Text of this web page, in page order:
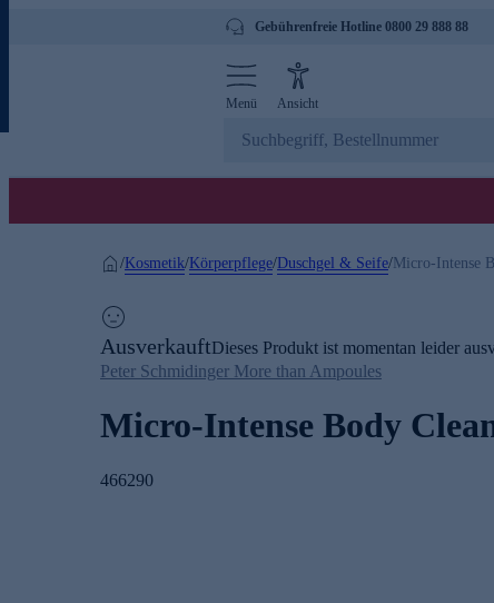
Gebührenfreie Hotline 0800 29 888 88
Menü Ansicht
/Kosmetik/Körperpflege/Duschgel & Seife/Micro-Intense
AusverkauftDieses Produkt ist momentan leider
Peter Schmidinger More than Ampoules
Micro-Intense Body
466290